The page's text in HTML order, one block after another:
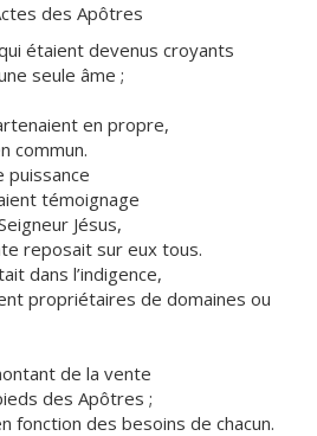
des Apôtres
étaient devenus croyants
seule âme ;
en propre,
commun.
puissance
témoignage
Jésus,
reposait sur eux tous.
dans l’indigence,
propriétaires de domaines ou
de la vente
des Apôtres ;
fonction des besoins de chacun.